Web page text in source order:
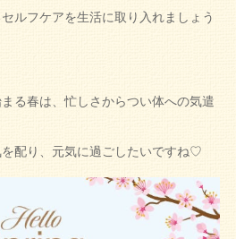
ルフケアを生活に取り入れましょう
る春は、忙しさからつい体への気遣
配り、元気に過ごしたいですね♡